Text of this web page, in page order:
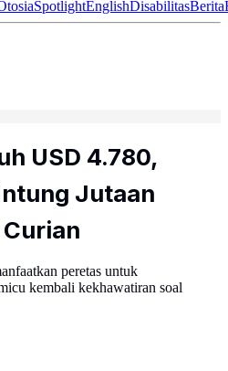
SpotlightEnglishDisabilitasBerita
USD 4.780,
Jutaan
peretas untuk
kembali kekhawatiran soal